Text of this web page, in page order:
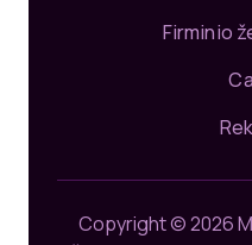
Firminio
Copyright © 2026